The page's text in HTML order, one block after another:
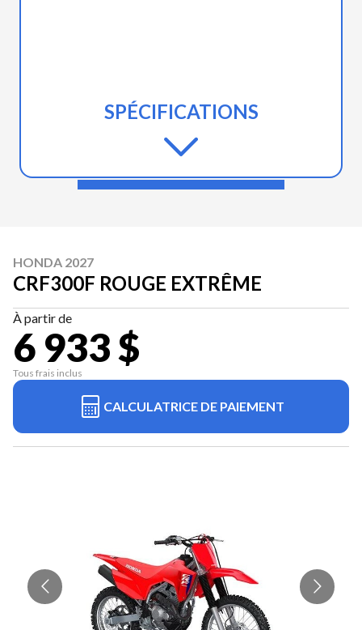
SPÉCIFICATIONS
HONDA 2027
CRF300F ROUGE EXTRÊME
À partir de
6 933 $
Tous frais inclus
CALCULATRICE DE PAIEMENT